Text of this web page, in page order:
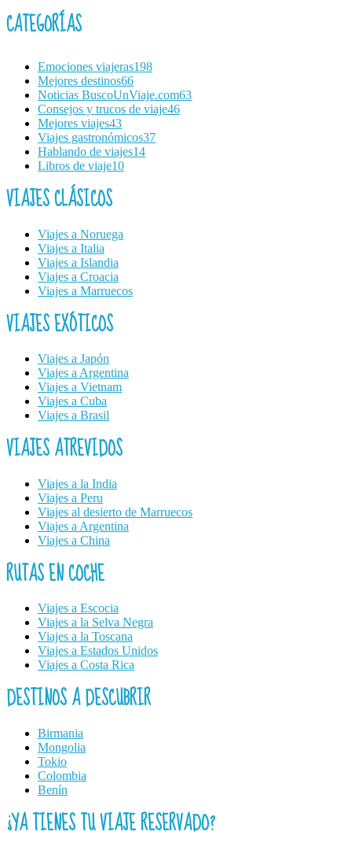
CATEGORÍAS
Emociones viajeras198
Mejores destinos66
Noticias BuscoUnViaje.com63
Consejos y trucos de viaje46
Mejores viajes43
Viajes gastronómicos37
Hablando de viajes14
Libros de viaje10
VIAJES CLÁSICOS
Viajes a Noruega
Viajes a Italia
Viajes a Islandia
Viajes a Croacia
Viajes a Marruecos
VIAJES EXÓTICOS
Viajes a Japón
Viajes a Argentina
Viajes a Vietnam
Viajes a Cuba
Viajes a Brasil
VIAJES ATREVIDOS
Viajes a la India
Viajes a Peru
Viajes al desierto de Marruecos
Viajes a Argentina
Viajes a China
RUTAS EN COCHE
Viajes a Escocia
Viajes a la Selva Negra
Viajes a la Toscana
Viajes a Estados Unidos
Viajes a Costa Rica
DESTINOS A DESCUBRIR
Birmania
Mongolia
Tokio
Colombia
Benín
¿YA TIENES TU VIAJE RESERVADO?